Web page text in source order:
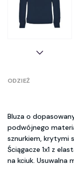
ODZIEŻ
Bluza o
podwójnego
sznurkiem, krytymi
Ściągacze 1x1 z
na kciuk. Usuwalna